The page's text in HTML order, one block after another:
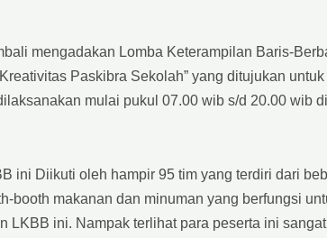
mengadakan Lomba Keterampilan Baris-
Paskibra Sekolah” yang ditujukan untuk
mulai pukul 07.00 wib s/d 20.00 wib di
ini Diikuti oleh hampir 95 tim yang terdiri dari
booth makanan dan minuman yang berfungsi
LKBB ini. Nampak terlihat para peserta ini sangat